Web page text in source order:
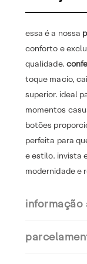
essa é a nossa
conforto e
qualidade.
toque macio,
superior. ideal
momentos
botões
perfeita para
e estilo. invista
modernidade e
informação